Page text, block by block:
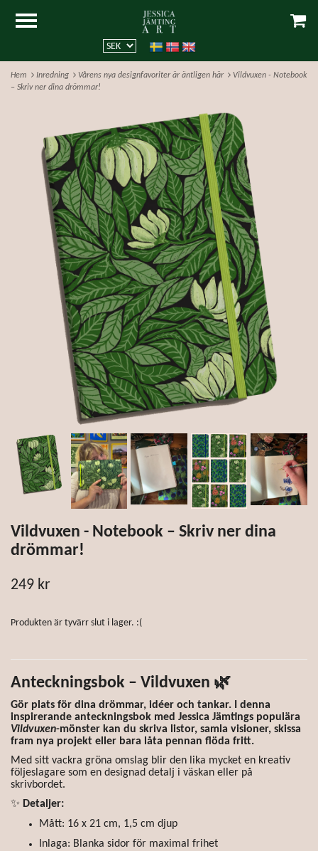
Hem Inredning Vårens nya designfavoriter är äntligen här
Vildvuxen - Notebook
– Skriv ner dina drömmar!
Vildvuxen - Notebook – Skriv ner dina
drömmar!
249 kr
Produkten är tyvärr slut i lager. :(
Anteckningsbok – Vildvuxen 🌿
Gör plats för dina drömmar, idéer och tankar. I denna
inspirerande anteckningsbok med Jessica Jämtings populära
Vildvuxen-mönster kan du skriva listor, samla visioner, skissa
fram nya projekt eller bara låta pennan flöda fritt.
Med sitt vackra gröna omslag blir den lika mycket en kreativ
följeslagare som en designad detalj i väskan eller på
skrivbordet.
✨ Detaljer:
Mått: 16 x 21 cm, 1,5 cm djup
Inlaga: Blanka sidor för maximal frihet